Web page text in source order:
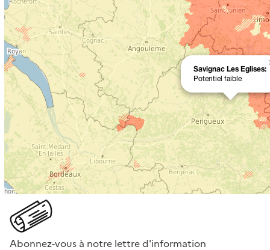
Abonnez-vous à notre lettre d'information